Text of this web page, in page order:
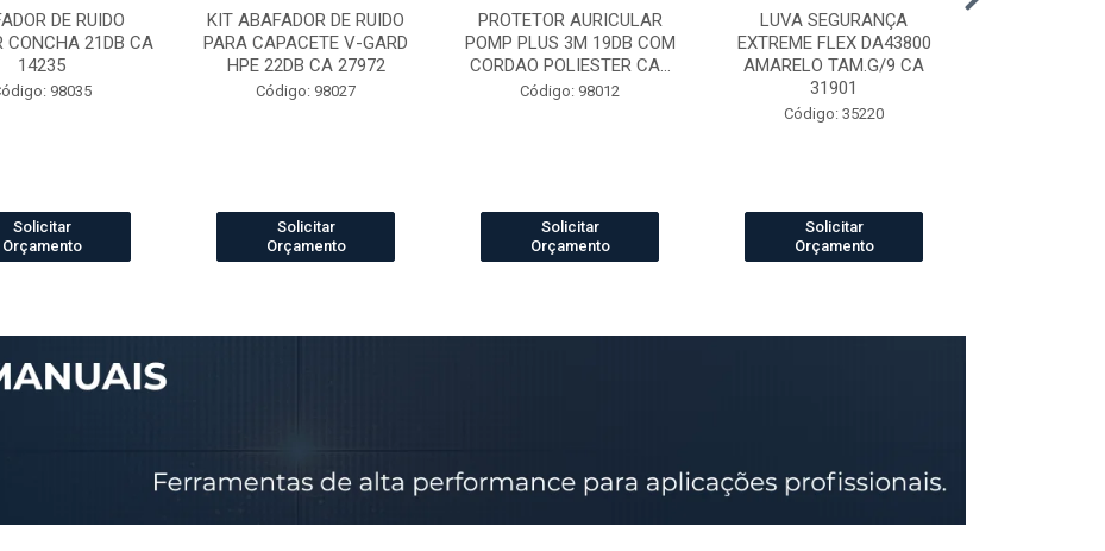
DE RUIDO
CONCHA 21DB CA
14235
98035
Solicitar
Orçamento
KIT ABAFADOR DE RUIDO
PARA CAPACETE V-GARD
HPE 22DB CA 27972
Código: 98027
Solicitar
Orçamento
PROTETOR AURICULAR
POMP PLUS 3M 19DB COM
CORDAO POLIESTER CA...
Código: 98012
Solicitar
Orçamento
LUVA SEGURANÇA
EXTREME FLEX DA43800
AMARELO TAM.G/9 CA
31901
Código: 35220
Solicitar
Orçamento